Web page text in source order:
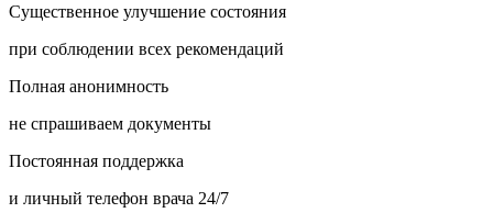
Существенное улучшение состояния
при соблюдении всех рекомендаций
Полная анонимность
не спрашиваем документы
Постоянная поддержка
и личный телефон врача 24/7